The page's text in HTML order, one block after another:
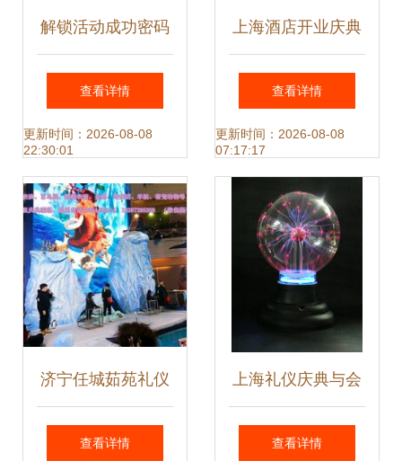
解锁活动成功密码
一站式策划、舞台
搭建与前卫演艺的
极致交融
查看详情
更新时间：2026-08-08
22:30:01
上海酒店开业庆典
礼仪策划实战指南
灯光音响舞台设备
租赁一站式服务解
析
查看详情
更新时间：2026-08-08
07:17:17
济宁任城茹苑礼仪
庆典 匠心策划每场
查看详情
上海礼仪庆典与会
展产品 商务服务的
查看详情